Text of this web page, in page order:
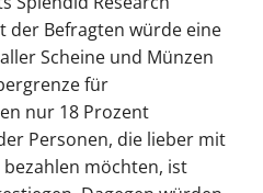
der Befragten würde eine
Scheine und Münzen
für
nur 18 Prozent
Personen, die lieber mit
möchten, ist